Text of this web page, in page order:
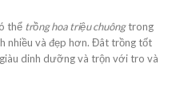
thể trồng hoa triệu chuôngtrong
nhiều và đẹp hơn. Đât trồng tốt
dinh dưỡng và trộn với tro và